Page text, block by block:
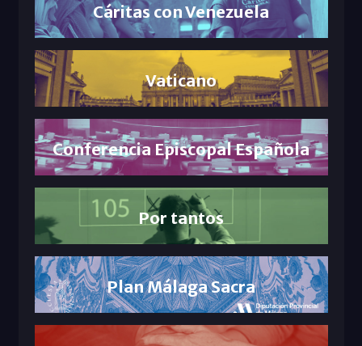
Cáritas con Venezuela
Vaticano
Conferencia Episcopal Española
Por tantos
Plan Málaga Sacra